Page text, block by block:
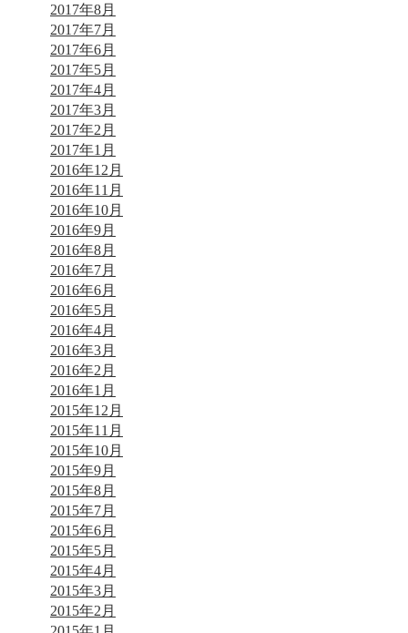
2017年8月
2017年7月
2017年6月
2017年5月
2017年4月
2017年3月
2017年2月
2017年1月
2016年12月
2016年11月
2016年10月
2016年9月
2016年8月
2016年7月
2016年6月
2016年5月
2016年4月
2016年3月
2016年2月
2016年1月
2015年12月
2015年11月
2015年10月
2015年9月
2015年8月
2015年7月
2015年6月
2015年5月
2015年4月
2015年3月
2015年2月